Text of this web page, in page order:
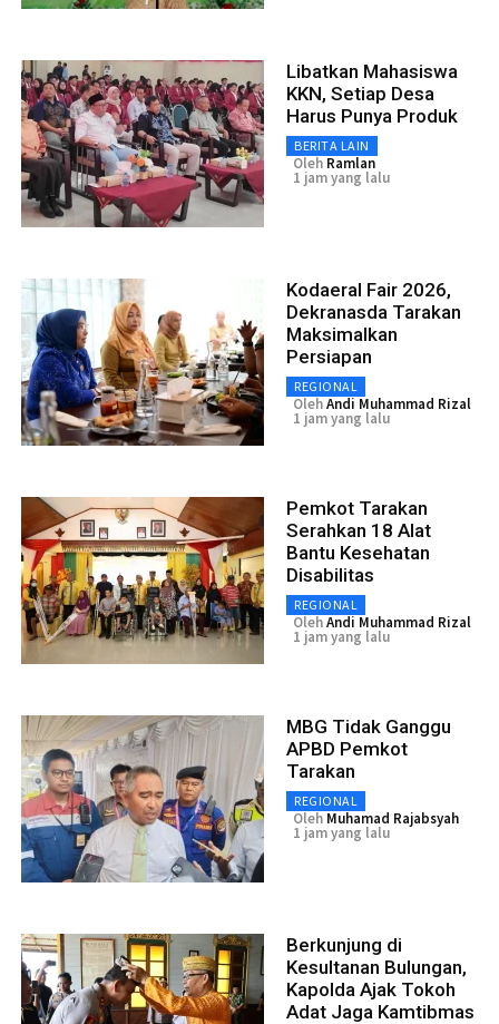
Libatkan Mahasiswa
KKN, Setiap Desa
Harus Punya Produk
BERITA LAIN
Oleh Ramlan
1 jam yang lalu
Kodaeral Fair 2026,
Dekranasda Tarakan
Maksimalkan
Persiapan
REGIONAL
OlehAndi Muhammad Rizal
1 jam yang lalu
Pemkot Tarakan
Serahkan 18 Alat
Bantu Kesehatan
Disabilitas
REGIONAL
OlehAndi Muhammad Rizal
1 jam yang lalu
MBG Tidak Ganggu
APBD Pemkot
Tarakan
REGIONAL
Oleh Muhamad Rajabsyah
1 jam yang lalu
Berkunjung di
Kesultanan Bulungan,
Kapolda Ajak Tokoh
Adat Jaga Kamtibmas